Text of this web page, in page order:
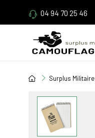
04 94 70 25 46
Surplus Militaire